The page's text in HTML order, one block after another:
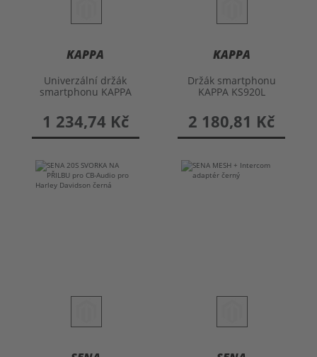
KAPPA
Univerzální držák
smartphonu KAPPA
1 234,74 Kč
KAPPA
Držák smartphonu
KAPPA KS920L
2 180,81 Kč